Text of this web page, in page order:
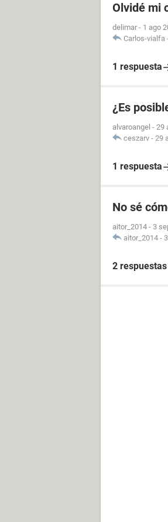
Olvidé mi
delimar - 1 ago
Carlos-vialfa
1 respuesta
¿Es
alvaroangel - 29
ceszarv - 29
1 respuesta
No sé
aitor_2014 - 3
aitor_2014 -
2 respuestas